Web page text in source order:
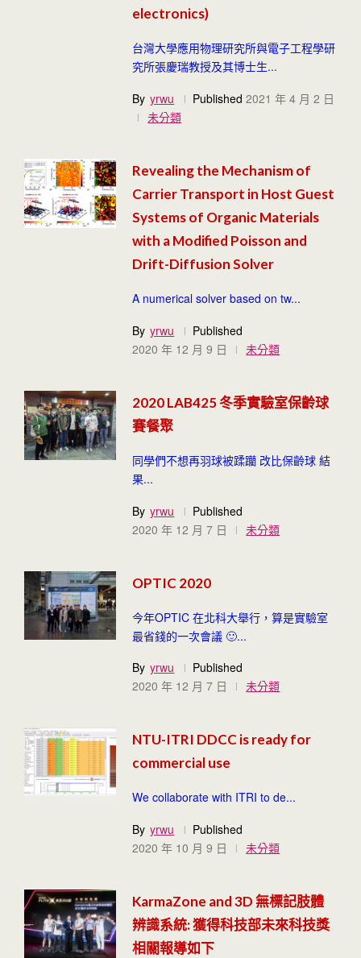
electronics)
台灣大學應用物理研究所與電子工程學研
究所張慶瑞教授及其博士生...
By yrwu Published2021 年 4 月 2 日
未分類
Revealing the Mechanism of
Carrier Transport in Host Guest
Systems of Organic Materials
with a Modified Poisson and
Drift-Diffusion Solver
A numerical solver based on tw...
By yrwu
Published
2020 年 12 月 9 日
未分類
2020 LAB425 冬季實驗室保齡球
賽餐聚
同學們不想再羽球被蹂躪 改比保齡球 結
果...
By yrwu
Published
2020 年 12 月 7 日
未分類
OPTIC 2020
今年OPTIC 在北科大舉行，算是實驗室
最省錢的一次會議 🙂...
By yrwu
Published
2020 年 12 月 7 日
未分類
NTU-ITRI DDCC is ready for
commercial use
We collaborate with ITRI to de...
By yrwu
Published
2020 年 10 月 9 日
未分類
KarmaZone and 3D 無標記肢體
辨識系統: 獲得科技部未來科技獎
相關報導如下